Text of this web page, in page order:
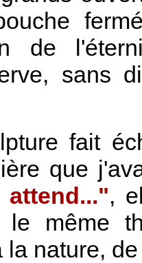
de
sans
fait
que
attend...",
le même
la nature,